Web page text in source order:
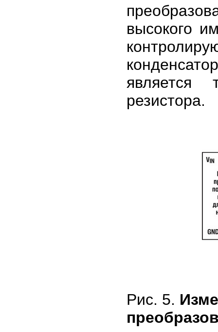
высокого
является
резистора.
Рис. 5.